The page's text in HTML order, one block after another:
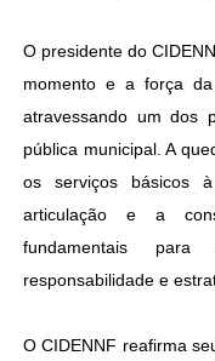
O presidente do
momento e a força da
atravessando um dos
pública municipal. A
os serviços básicos
articulação e a
fundamentais
responsabilidade e
O CIDENNF reafirma